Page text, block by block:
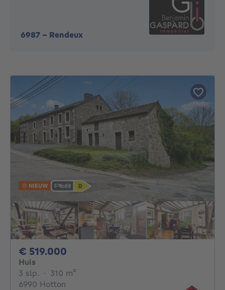
6987 - Rendeux
NIEUW
€ 519.000
Huis
3 slp. 3 slaapkamers
· 310 m²
6990 Hotton